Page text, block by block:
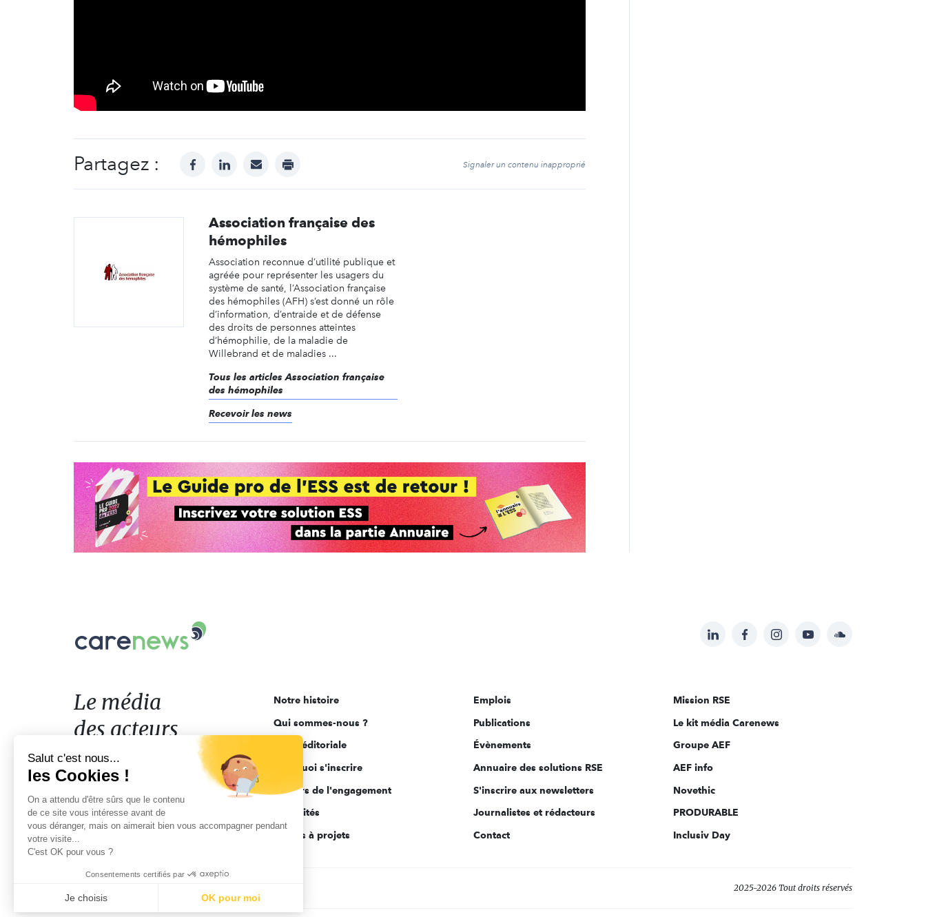
Partagez : facebooklinkedinmail print Signaler un contenu inapproprié
Association française des
hémophiles
Association reconnue d’utilité publique et
agréée pour représenter les usagers du
système de santé, l’Association française
des hémophiles (AFH) s’est donné un rôle
d’information, d’entraide et de défense
des droits de personnes atteintes
d’hémophilie, de la maladie de
Willebrand et de maladies ...
Tous les articles Association française
des hémophiles
Recevoir les news
Suivez-
sur:
LinkedInFacebookInstagramYouTubeSoundcloud
Le
acteurs
de
l'engagement
Le média
des acteurs
de l'engagement
Notre histoire
Qui sommes-nous ?
Ligne éditoriale
Pourquoi s'inscrire
Acteurs de l'engagement
Actualités
Appels à projets
Emplois
Publications
Évènements
Annuaire des solutions RSE
S'inscrire aux newsletters
Journalistes et rédacteurs
Contact
Mission RSE
Le kit média Carenews
Groupe AEF
AEF info
Novethic
PRODURABLE
Inclusiv Day
2025-2026 Tout droits réservés
Salut c'est nous...
les Cookies !
On a attendu d'être sûrs que le contenu
de ce site vous intéresse avant de
vous déranger, mais on aimerait bien vous accompagner pendant
votre visite...
C'est OK pour vous ?
Consentements certifiés par
Je choisis OK pour moi